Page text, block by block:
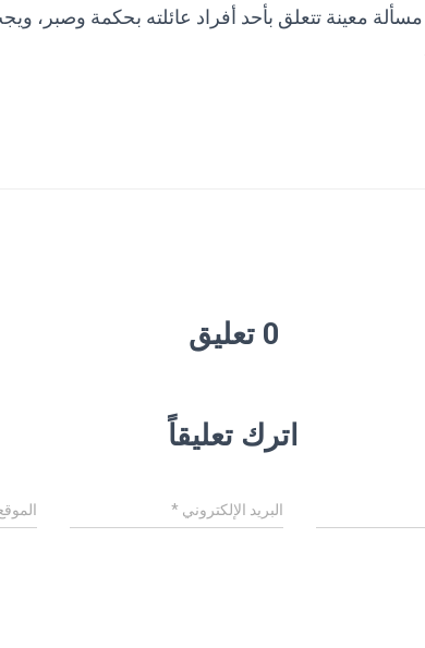
معينة تتعلق بأحد أفراد عائلته بحكمة وصبر،
0 تعليق
اترك تعليقاً
البريد الإلكتروني *